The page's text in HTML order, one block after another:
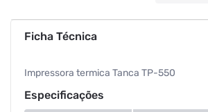
Ficha Técnica
Impressora termica Tanca TP-550
Especificações